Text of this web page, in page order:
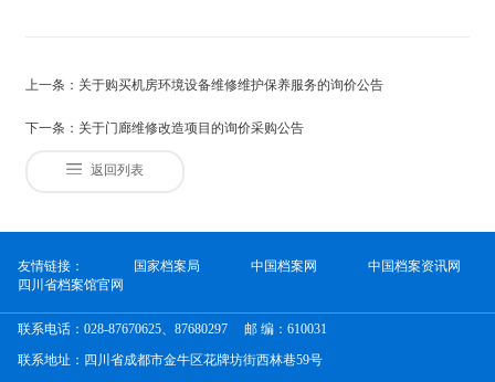
上一条：关于购买机房环境设备维修维护保养服务的询价公告
下一条：关于门廊维修改造项目的询价采购公告
返回列表
友情链接： 国家档案局 中国档案网
中国档案资讯网
四川省档案馆官网
联系电话：028-87670625、87680297
邮 编：610031
联系地址：四川省成都市金牛区花牌坊街西林巷59号